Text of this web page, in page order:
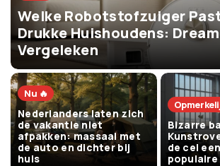
Welke Robotstofzuiger
Drukke Huishoudens:
Vergeleken
Nu 🔥
Nederlanders laten zich
de vakantie niet
afpakken: massaal met
de auto en dichter bij
huis
Bizarre
de cel
populaire